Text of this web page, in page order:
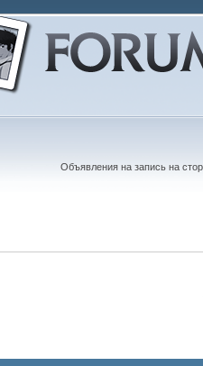
Объявления на запись на